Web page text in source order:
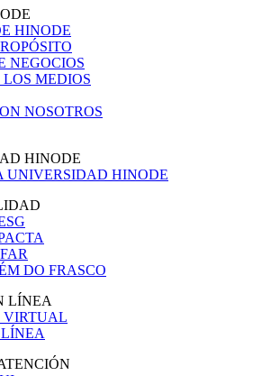
HINODE
NEGOCIOS
MEDIOS
NOSOTROS
HINODE
UNIVERSIDAD HINODE
DO FRASCO
LÍNEA
VIRTUAL